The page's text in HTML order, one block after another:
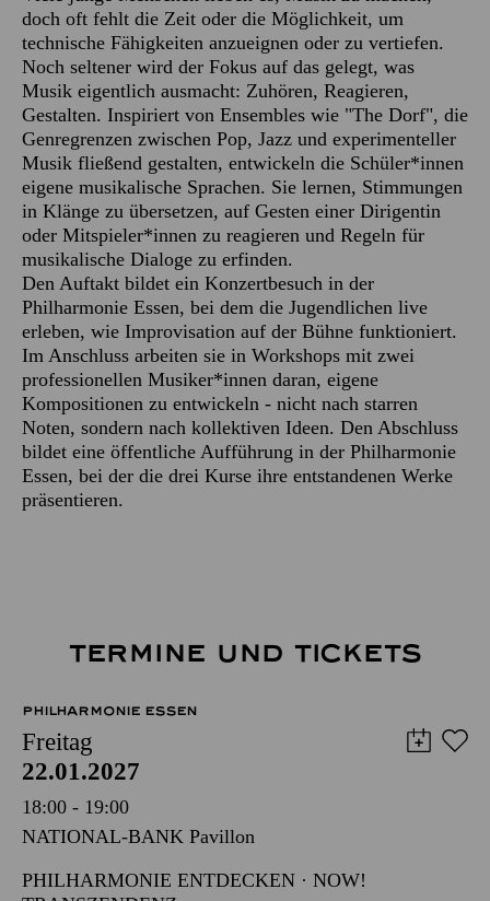
doch oft fehlt die Zeit oder die Möglichkeit, um
technische Fähigkeiten anzueignen oder zu vertiefen.
Noch seltener wird der Fokus auf das gelegt, was
Musik eigentlich ausmacht: Zuhören, Reagieren,
Gestalten. Inspiriert von Ensembles wie "The Dorf", die
Genregrenzen zwischen Pop, Jazz und experimenteller
Musik fließend gestalten, entwickeln die Schüler*innen
eigene musikalische Sprachen. Sie lernen, Stimmungen
in Klänge zu übersetzen, auf Gesten einer Dirigentin
oder Mitspieler*innen zu reagieren und Regeln für
musikalische Dialoge zu erfinden.
Den Auftakt bildet ein Konzertbesuch in der
Philharmonie Essen, bei dem die Jugendlichen live
erleben, wie Improvisation auf der Bühne funktioniert.
Im Anschluss arbeiten sie in Workshops mit zwei
professionellen Musiker*innen daran, eigene
Kompositionen zu entwickeln - nicht nach starren
Noten, sondern nach kollektiven Ideen. Den Abschluss
bildet eine öffentliche Aufführung in der Philharmonie
Essen, bei der die drei Kurse ihre entstandenen Werke
präsentieren.
TERMINE UND TICKETS
PHILHARMONIE ESSEN
Freitag
22.01.2027
18:00 - 19:00
NATIONAL-BANK Pavillon
PHILHARMONIE ENTDECKEN · NOW!